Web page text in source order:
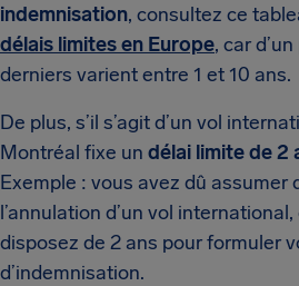
indemnisation, consultez ce
délais limites en Europe, car
derniers varient entre 1 et 10 ans.
De plus, s’il s’agit d’un vol
Montréal fixe un délai limite de 2
Exemple : vous avez dû assumer
l’annulation d’un vol
disposez de 2 ans pour formuler
d’indemnisation.